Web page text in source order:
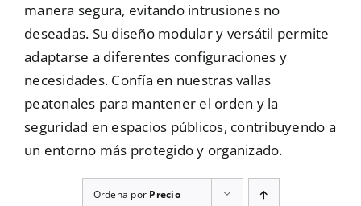
Contacto
manera segura, evitando intrusiones no
deseadas. Su diseño modular y versátil permite
adaptarse a diferentes configuraciones y
necesidades. Confía en nuestras vallas
peatonales para mantener el orden y la
seguridad en espacios públicos, contribuyendo a
un entorno más protegido y organizado.
Ordena por Precio